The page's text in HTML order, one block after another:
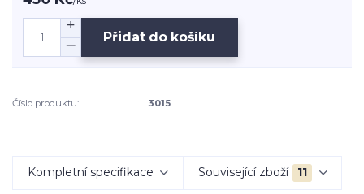
Přidat do košíku
Číslo produktu: 3015
Kompletní specifikace Související zboží 11